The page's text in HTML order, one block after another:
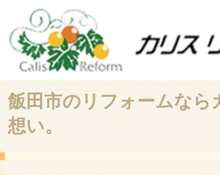
飯田市のリフォームな
想い。